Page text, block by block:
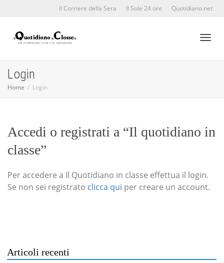
Il Corriere della Sera Il Sole 24 ore Quotidiano.net
Login
Home Login
Accedi o registrati a “Il quotidiano in
classe”
Per accedere a Il Quotidiano in classe effettua il login.
Se non sei registrato clicca qui per creare un account.
Articoli recenti